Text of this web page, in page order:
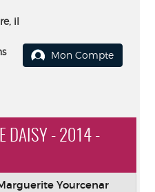
il
Mon Compte
DAISY - 2014 -
Yourcenar